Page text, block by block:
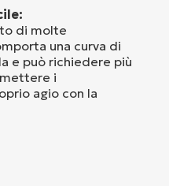
di molte
una curva di
e può richiedere più
i
agio con la